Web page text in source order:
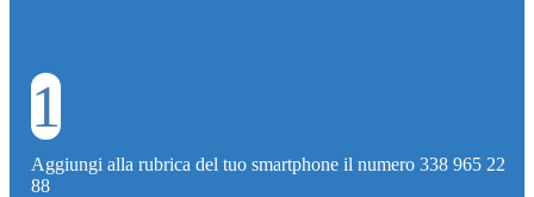
1
Aggiungi alla rubrica del tuo smartphone il numero 338 965 22
88